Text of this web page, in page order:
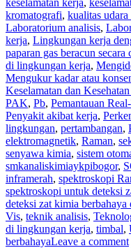
kromatografi, kualitas
Laboratorium analisis,
kerja, Lingkungan kerja
paparan gas beracun secara
di lingkungan kerja,
Mengukur kadar atau
Keselamatan dan
PAK, Pb, Pemantauan
Penyakit akibat kerja,
lingkungan, pertambangan,
elektromagnetik, Raman,
senyawa kimia, sistem
smkanaliskimiaykpibogor,
inframerah, spektroskopi
spektroskopi untuk deteksi
deteksi zat kimia
Vis, teknik analisis,
di lingkungan kerja, timbal,
berbahayaLeave a comment